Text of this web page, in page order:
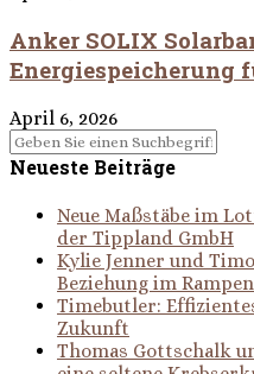
Anker SOLIX
Energiespeicherung
April 6, 2026
Neueste Beiträge
Neue Maßstäbe im
der Tippland GmbH
Kylie Jenner und
Beziehung im
Timebutler:
Zukunft
Thomas Gottschalk